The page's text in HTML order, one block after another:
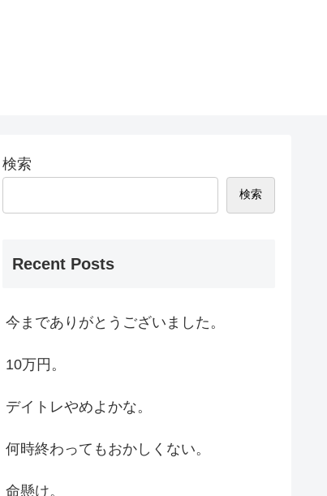
検索
検索
Recent Posts
今までありがとうございました。
10万円。
デイトレやめよかな。
何時終わってもおかしくない。
命懸け。